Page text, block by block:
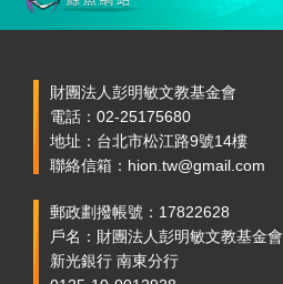
財團法人彭明敏文教基金會
電話：02-25175680
地址：台北市松江路9號14樓
聯絡信箱：hion.tw@gmail.com
郵政劃撥帳號：17822628
戶名：財團法人彭明敏文教基金會
新光銀行 南東分行